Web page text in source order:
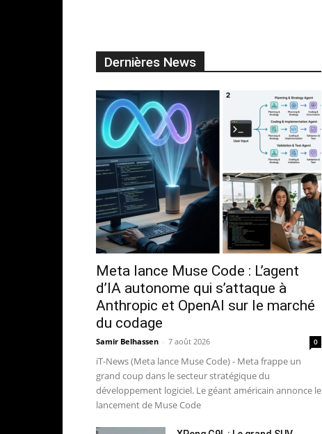
Dernières News
Meta lance Muse Code : L’agent
d’IA autonome qui s’attaque à
Anthropic et OpenAI sur le marché
du codage
Samir Belhassen - 7 août 2026 0
iT-News (Meta lance Muse Code) - Meta frappe un
grand coup dans le secteur stratégique du
développement logiciel. Le géant américain annonce le
lancement de Muse Code